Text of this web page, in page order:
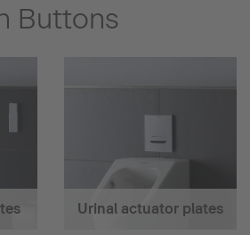
Buttons
Urinal actuator plates